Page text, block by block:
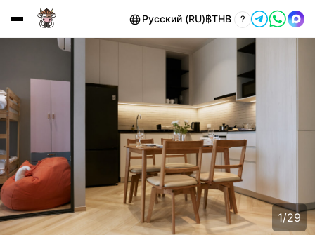
Русский (RU)฿THB ?
1/29